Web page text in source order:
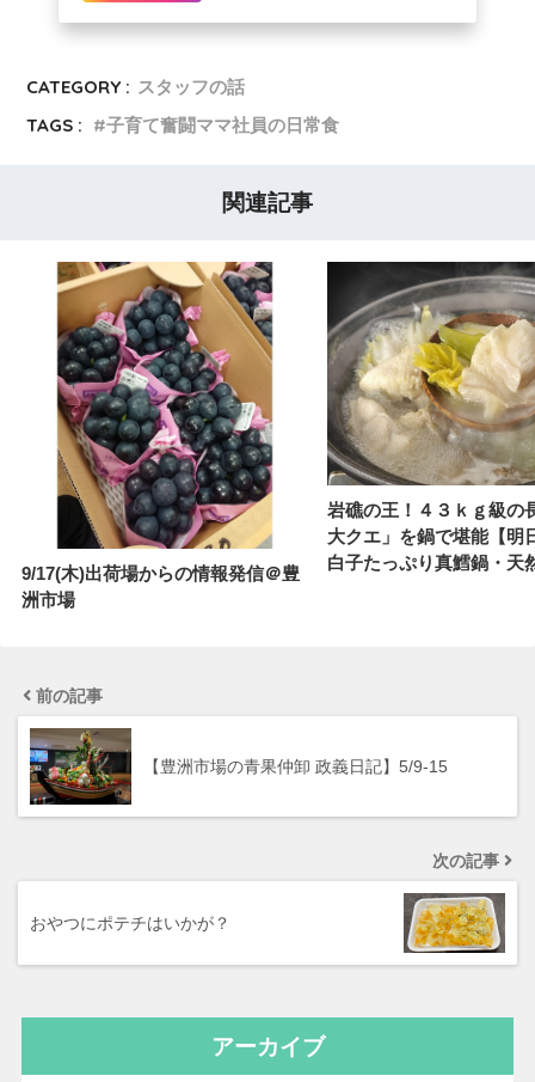
CATEGORY : スタッフの話
TAGS :
子育て奮闘ママ社員の日常食
関連記事
9/17(木)出荷場からの情報発信＠豊
洲市場
岩礁の王！４３ｋｇ級の
大クエ」を鍋で堪能【明
白子たっぷり真鱈鍋・天
前の記事
【豊洲市場の青果仲卸 政義日記】5/9-15
次の記事
おやつにポテチはいかが？
アーカイブ